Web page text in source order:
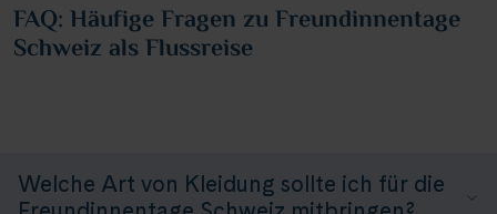
FAQ: Häufige Fragen zu Freundinnentage
Schweiz als Flussreise
Welche Art von Kleidung sollte ich für die